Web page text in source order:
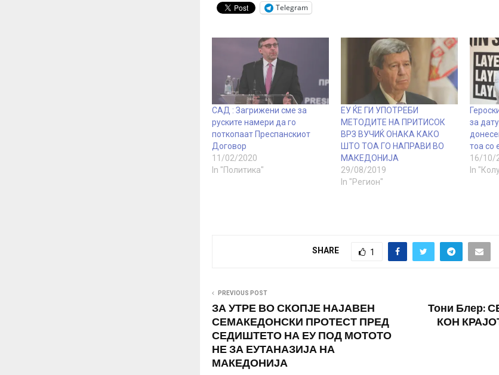
Telegram
САД : Загрижени сме за
руските намери да го
поткопаат Преспанскиот
Договор
11/02/2020
In "Политика"
ЕУ ЌЕ ГИ УПОТРЕБИ
МЕТОДИТЕ НА ПРИТИСОК
ВРЗ ВУЧИЌ ОНАКА КАКО
ШТО ТОА ГО НАПРАВИ ВО
МАКЕДОНИЈА
29/08/2019
In "Регион"
за
тоа со
16/10/
In
SHARE 1
PREVIOUS POST
ЗА УТРЕ ВО СКОПЈЕ НАЈАВЕН
СЕМАКЕДОНСКИ ПРОТЕСТ ПРЕД
СЕДИШТЕТО НА ЕУ ПОД МОТОТО
НЕ ЗА ЕУТАНАЗИЈА НА
МАКЕДОНИЈА
Тони Блер:
КОН